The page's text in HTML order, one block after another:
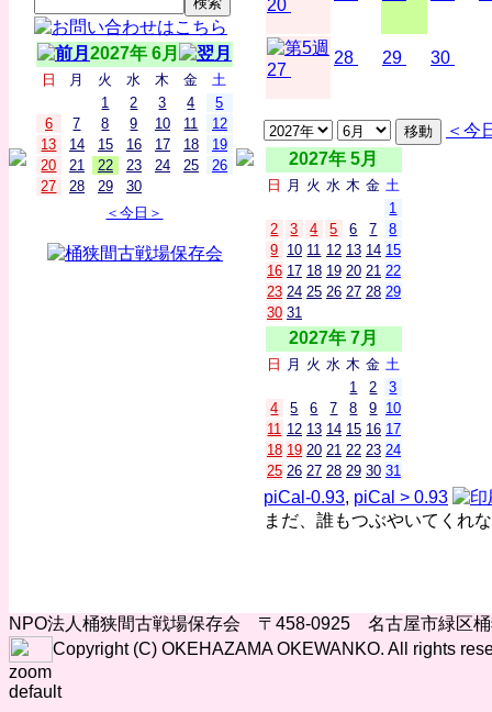
2027年 6月
日 月 火 水 木 金
土
1
2 3 4
5
6
7 8 9 10 11
12
13
14 15 16 17 18
19
20
21 22 23 24 25
26
27
28 29
30
＜今日＞
20
27
28 29 30
＜今
2027年 5月
日 月 火 水 木 金 土
1
2
3 4 5 6 7
8
9 10 11 12 13 14 15
16 17 18 19 20 21 22
23 24 25 26 27 28 29
30 31
2027年 7月
日 月 火 水 木 金 土
1
2
3
4
5 6 7 8 9 10
11 12 13 14 15 16 17
18 19 20 21 22 23 24
25 26 27 28 29 30 31
piCal-0.93, piCal > 0.93
まだ、誰もつぶやいてくれ
NPO法人桶狭間古戦場保存会 〒458-0925 名古屋市緑区桶
Copyright (C) OKEHAZAMA OKEWANKO. All rights
zoom
default